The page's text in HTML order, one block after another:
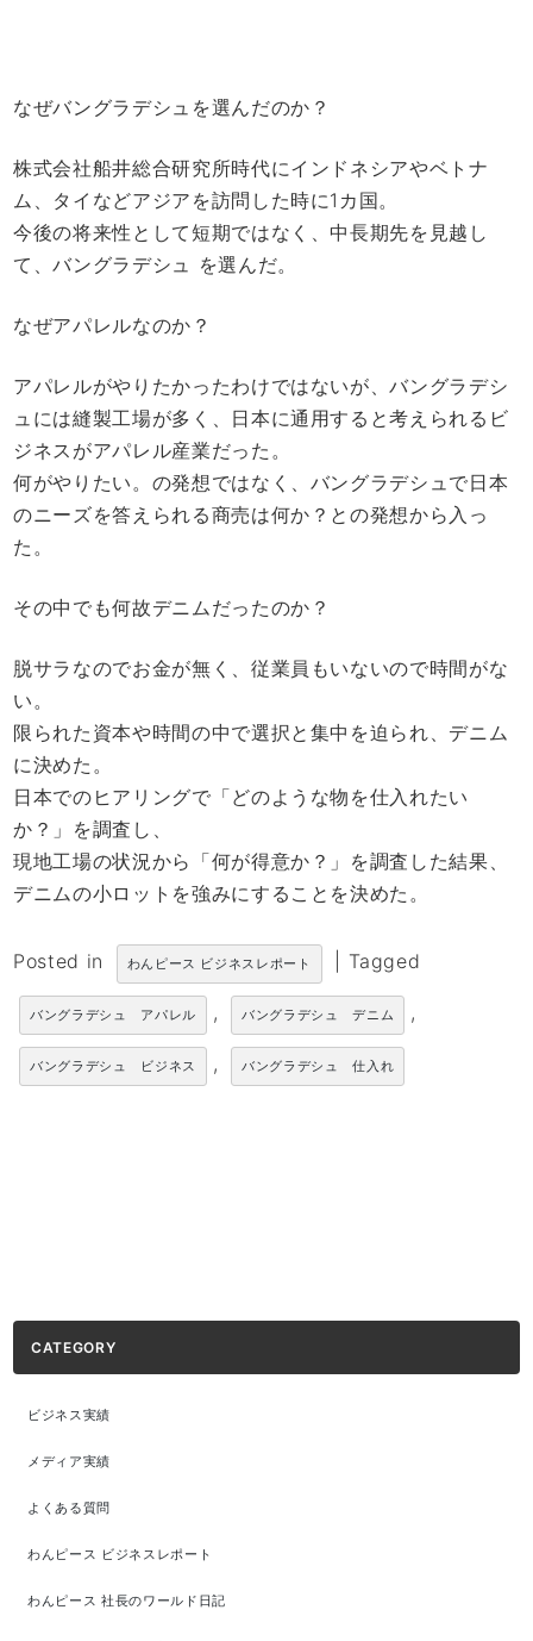
なぜバングラデシュを選んだのか？
株式会社船井総合研究所時代にインドネシアやベトナ
ム、タイなどアジアを訪問した時に1カ国。
今後の将来性として短期ではなく、中長期先を見越し
て、バングラデシュ を選んだ。
なぜアパレルなのか？
アパレルがやりたかったわけではないが、バングラデシ
ュには縫製工場が多く、日本に通用すると考えられるビ
ジネスがアパレル産業だった。
何がやりたい。の発想ではなく、バングラデシュで日本
のニーズを答えられる商売は何か？との発想から入っ
た。
その中でも何故デニムだったのか？
脱サラなのでお金が無く、従業員もいないので時間がな
い。
限られた資本や時間の中で選択と集中を迫られ、デニム
に決めた。
日本でのヒアリングで「どのような物を仕入れたい
か？」を調査し、
現地工場の状況から「何が得意か？」を調査した結果、
デニムの小ロットを強みにすることを決めた。
Posted in わんピース ビジネスレポート Tagged
バングラデシュ アパレル , バングラデシュ デニム ,
バングラデシュ ビジネス , バングラデシュ 仕入れ
CATEGORY
ビジネス実績
メディア実績
よくある質問
わんピース ビジネスレポート
わんピース 社長のワールド日記